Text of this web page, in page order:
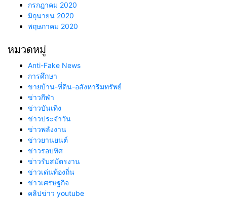
กรกฎาคม 2020
มิถุนายน 2020
พฤษภาคม 2020
หมวดหมู่
Anti-Fake News
การศึกษา
ขายบ้าน-ที่ดิน-อสังหาริมทรัพย์
ข่าวกีฬา
ข่าวบันเทิง
ข่าวประจำวัน
ข่าวพลังงาน
ข่าวยานยนต์
ข่าวรอบทิศ
ข่าวรับสมัตรงาน
ข่าวเด่นท้องถิ่น
ข่าวเศรษฐกิจ
คลิปข่าว youtube